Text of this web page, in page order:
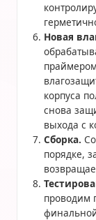
Новая
корпуса
снова
выхода с
Сборка.
порядке,
проводим